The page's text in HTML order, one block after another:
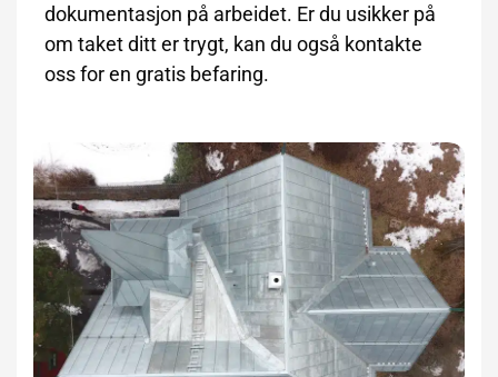
dokumentasjon på arbeidet. Er du usikker på
om taket ditt er trygt, kan du også kontakte
oss for en gratis befaring.